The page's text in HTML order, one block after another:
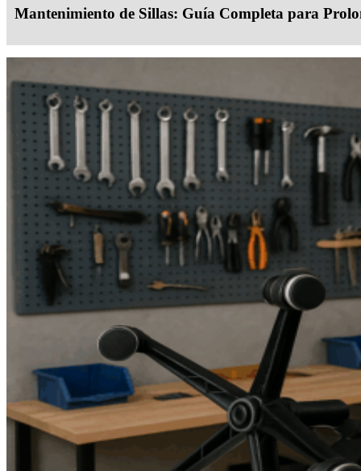
Mantenimiento de Sillas: Guía Completa para